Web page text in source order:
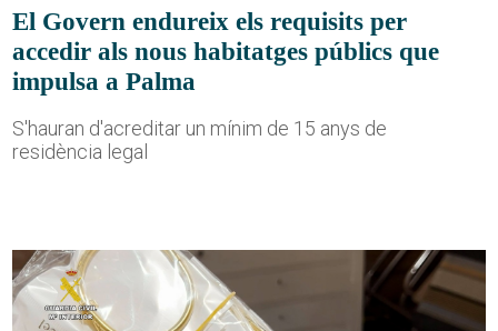
El Govern endureix els requisits per
accedir als nous habitatges públics que
impulsa a Palma
S'hauran d'acreditar un mínim de 15 anys de
residència legal